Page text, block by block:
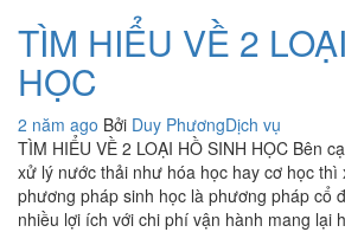
TÌM HIỂU VỀ 2
HỌC
2 năm ago Bởi Duy PhươngDịch vụ
TÌM HIỂU VỀ 2 LOẠI HỒ SINH HỌC Bên
xử lý nước thải như hóa học hay cơ học thì
phương pháp sinh học là phương pháp cổ
nhiều lợi ích với chi phí vận hành mang lại